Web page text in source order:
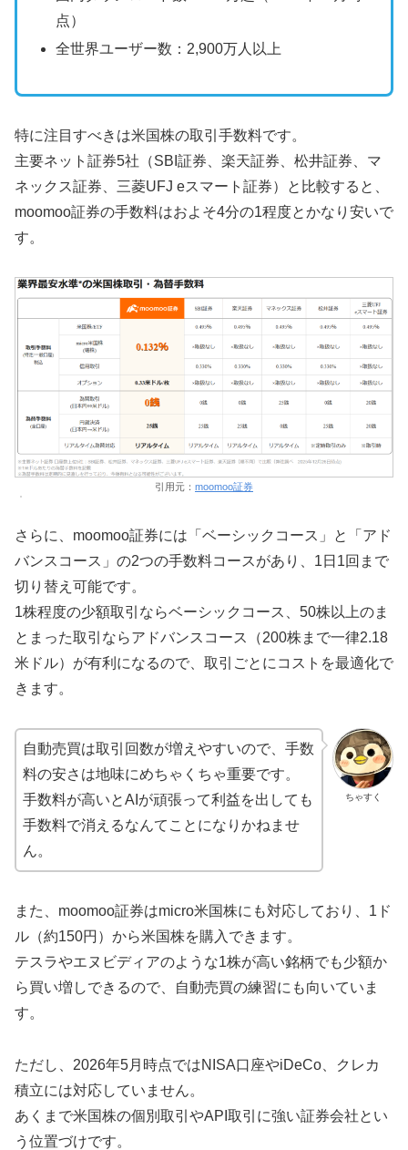
点）
全世界ユーザー数：2,900万人以上
特に注目すべきは米国株の取引手数料です。
主要ネット証券5社（SBI証券、楽天証券、松井証券、マ
ネックス証券、三菱UFJ eスマート証券）と比較すると、
moomoo証券の手数料はおよそ4分の1程度とかなり安いで
す。
引用元： moomoo証券
さらに、moomoo証券には「ベーシックコース」と「アド
バンスコース」の2つの手数料コースがあり、1日1回まで
切り替え可能です。
1株程度の少額取引ならベーシックコース、50株以上のま
とまった取引ならアドバンスコース（200株まで一律2.18
米ドル）が有利になるので、取引ごとにコストを最適化で
きます。
ちゃすく
自動売買は取引回数が増えやすいので、手数
料の安さは地味にめちゃくちゃ重要です。
手数料が高いとAIが頑張って利益を出しても
手数料で消えるなんてことになりかねませ
ん。
また、moomoo証券はmicro米国株にも対応しており、1ド
ル（約150円）から米国株を購入できます。
テスラやエヌビディアのような1株が高い銘柄でも少額か
ら買い増しできるので、自動売買の練習にも向いていま
す。
ただし、2026年5月時点ではNISA口座やiDeCo、クレカ
積立には対応していません。
あくまで米国株の個別取引やAPI取引に強い証券会社とい
う位置づけです。